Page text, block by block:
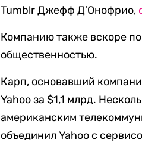
Tumblr Джефф Д’Онофрио,
Компанию также вскоре
общественностью.
Карп, основавший
Yahoo за $1,1 млрд.
американским
объединил Yahoo с